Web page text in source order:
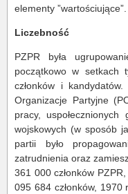
elementy ”wartościujące”.
Liczebność
PZPR była
początkowo w setkach
członków i
Organizacje Partyjne
pracy, uspołecznionych
wojskowych (w sposób
partii było
zatrudnienia oraz
361 000 członków
095 684 członków, 1970